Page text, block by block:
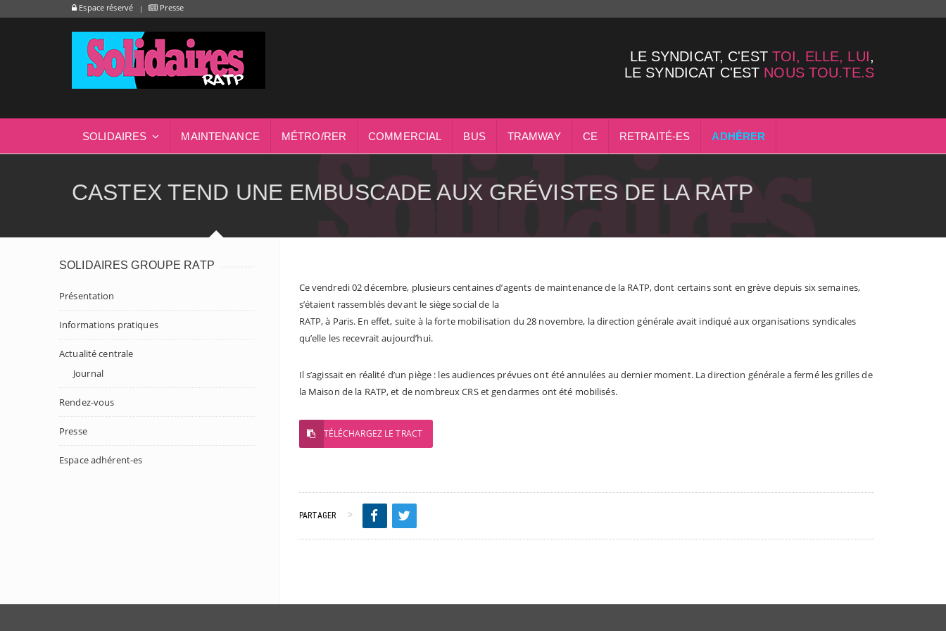
Espace réservé Presse
LE SYNDICAT, C'ESTTOI, ELLE, LUI,
LE SYNDICAT C'EST NOUS TOU.TE.S
SOLIDAIRES MAINTENANCE MÉTRO/RER COMMERCIAL BUS TRAMWAY CE RETRAITÉ-ES ADHÉRER
CASTEX TEND UNE EMBUSCADE AUX GRÉVISTES DE LA RATP
SOLIDAIRES GROUPE RATP
Présentation
Informations pratiques
Actualité centrale
Journal
Rendez-vous
Presse
Espace adhérent-es
Ce vendredi 02 décembre, plusieurs centaines d’agents de maintenance de la RATP, dont certains sont en grève depuis six semaines,
s’étaient rassemblés devant le siège social de la
RATP, à Paris. En effet, suite à la forte mobilisation du 28 novembre, la direction générale avait indiqué aux organisations syndicales
qu’elle les recevrait aujourd’hui.
Il s’agissait en réalité d’un piège : les audiences prévues ont été annulées au dernier moment. La direction générale a fermé les grilles de
la Maison de la RATP, et de nombreux CRS et gendarmes ont été mobilisés.
TÉLÉCHARGEZ LE TRACT
PARTAGER